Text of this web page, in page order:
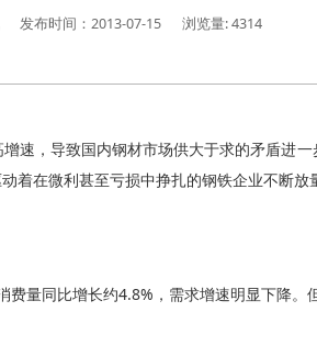
发布时间：2013-07-15 浏览量: 4314
速，导致国内钢材市场供大于求的矛盾进
在微利甚至亏损中挣扎的钢铁企业不断
量同比增长约4.8%，需求增速明显下降。